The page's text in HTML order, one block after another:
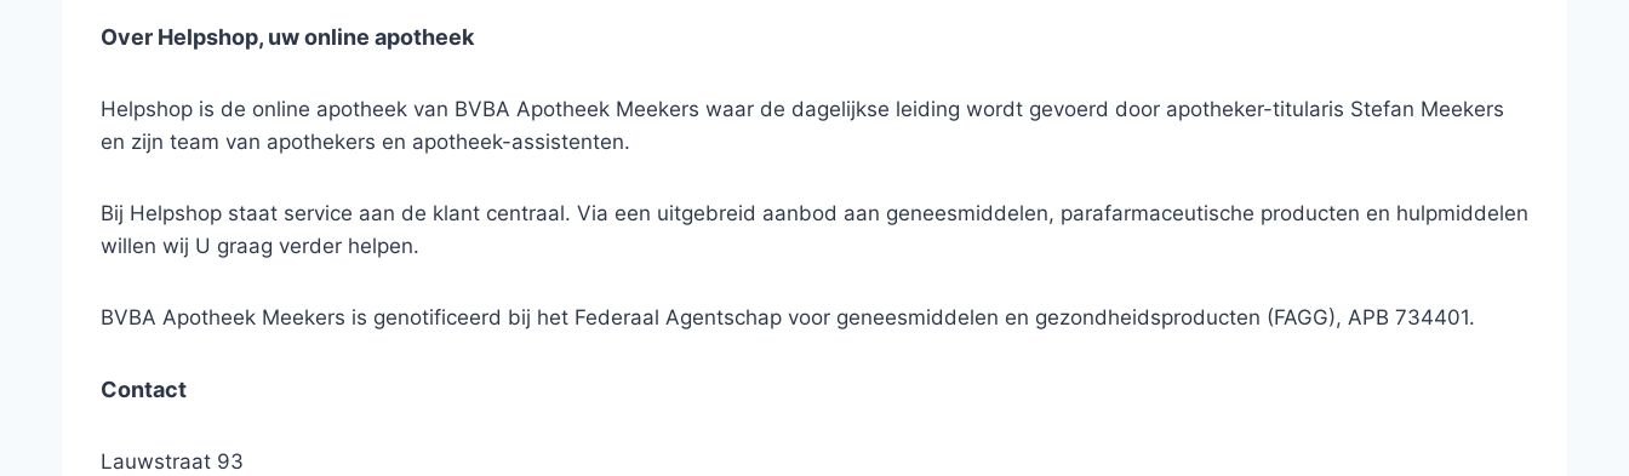
Over Helpshop, uw online apotheek
Helpshop is de online apotheek van BVBA Apotheek Meekers waar de dagelijkse leiding wordt gevoerd door apotheker-titularis Stefan Meekers
en zijn team van apothekers en apotheek-assistenten.
Bij Helpshop staat service aan de klant centraal. Via een uitgebreid aanbod aan geneesmiddelen, parafarmaceutische producten en hulpmiddelen
willen wij U graag verder helpen.
BVBA Apotheek Meekers is genotificeerd bij het Federaal Agentschap voor geneesmiddelen en gezondheidsproducten (FAGG), APB 734401.
Contact
Lauwstraat 93